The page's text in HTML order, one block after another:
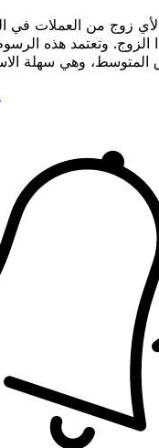
لأي زوج من العملات في
الزوج. وتعتمد هذه